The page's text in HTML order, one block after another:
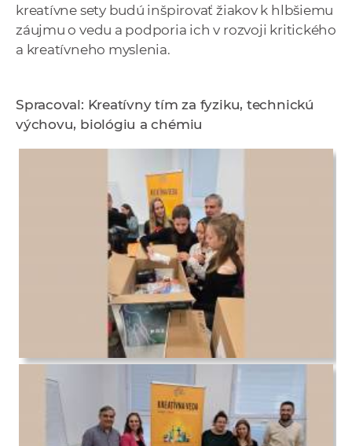
kreatívne sety budú inšpirovať žiakov k hlbšiemu
záujmu o vedu a podporia ich v rozvoji kritického
a kreatívneho myslenia.
Spracoval: Kreatívny tím za fyziku, technickú
výchovu, biológiu a chémiu